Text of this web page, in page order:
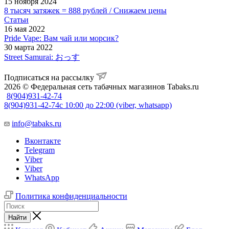
8 тысяч затяжек = 888 рублей / Снижаем цены
Статьи
16 мая 2022
Pride Vape: Вам чай или морсик?
30 марта 2022
Street Samurai: おっす
Подписаться на рассылку
2026 © Федеральная сеть табачных магазинов Tabaks.ru
8(904)931-42-74
8(904)931-42-74с 10:00 до 22:00 (viber, whatsapp)
info@tabaks.ru
Вконтакте
Telegram
Viber
Viber
WhatsApp
Политика конфиденциальности
Найти